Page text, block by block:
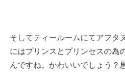
そしてティールームにてアフタ
にはプリンスとプリンセスの為
んですね。かわいいでしょう？